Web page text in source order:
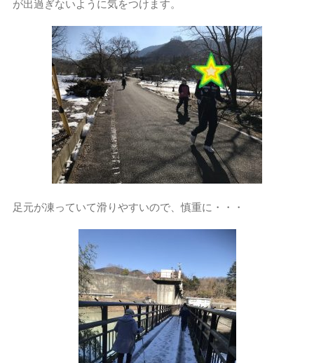
足元が凍っていて滑りやすいので、慎重に・・・